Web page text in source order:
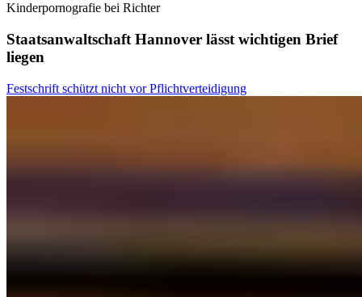
Kinderpornografie bei Richter
Staatsanwaltschaft Hannover lässt wichtigen Brief
liegen
Festschrift schützt nicht vor Pflichtverteidigung